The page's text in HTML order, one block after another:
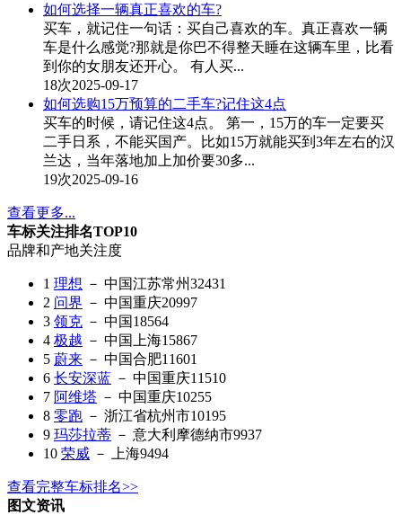
如何选择一辆真正喜欢的车?
买车，就记住一句话：买自己喜欢的车。真正喜欢一辆
车是什么感觉?那就是你巴不得整天睡在这辆车里，比看
到你的女朋友还开心。 有人买...
18次2025-09-17
如何选购15万预算的二手车?记住这4点
买车的时候，请记住这4点。 第一，15万的车一定要买
二手日系，不能买国产。比如15万就能买到3年左右的汉
兰达，当年落地加上加价要30多...
19次2025-09-16
查看更多...
车标关注排名TOP10
品牌和产地关注度
1 理想 － 中国江苏常州32431
2 问界 － 中国重庆20997
3 领克 － 中国18564
4 极越 － 中国上海15867
5 蔚来 － 中国合肥11601
6 长安深蓝 － 中国重庆11510
7 阿维塔 － 中国重庆10255
8 零跑 － 浙江省杭州市10195
9 玛莎拉蒂 － 意大利摩德纳市9937
10 荣威 － 上海9494
查看完整车标排名>>
图文资讯